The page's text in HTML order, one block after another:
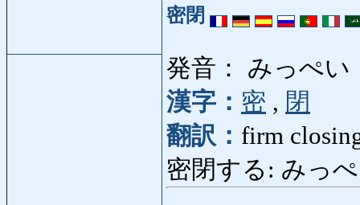
密閉
発音： みっぺい
漢字： 密 , 閉
翻訳： firm
密閉する: みっ